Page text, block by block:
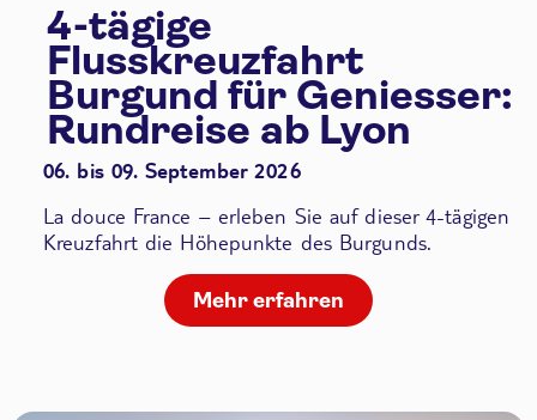
4-tägige
Flusskreuzfahrt
Burgund für Geniesser:
Rundreise ab Lyon
06. bis 09. September 2026
La douce France – erleben Sie auf dieser 4-tägigen
Kreuzfahrt die Höhepunkte des Burgunds.
Mehr erfahren